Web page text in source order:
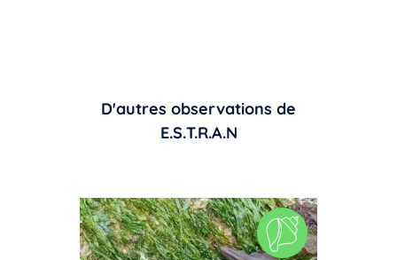
D'autres observations de
E.S.T.R.A.N